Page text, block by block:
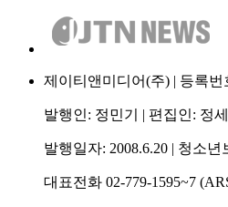
제이티앤미디어(주) | 등록번
발행인: 정민기 | 편집인: 정
발행일자: 2008.6.20 | 청소
대표전화 02-779-1595~7